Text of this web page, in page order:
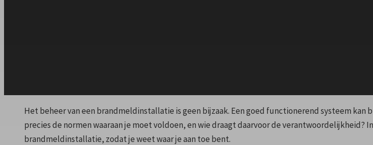
Het beheer van een brandmeldinstallatie is geen bijzaak. Een goed functionerend systeem
precies de normen waaraan je moet voldoen, en wie draagt daarvoor de
brandmeldinstallatie, zodat je weet waar je aan toe bent.